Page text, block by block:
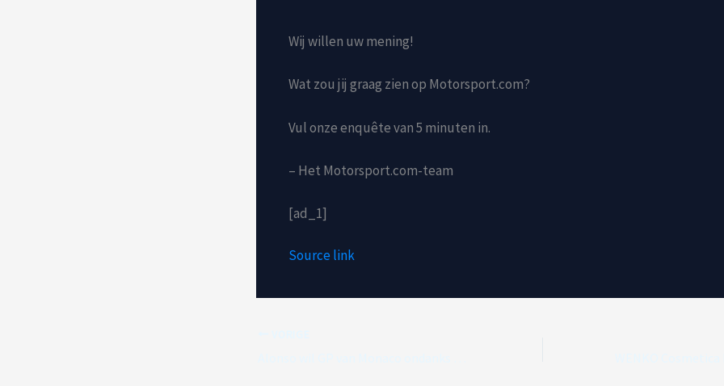
Wij willen uw mening!
Wat zou jij graag zien op Motorsport.com?
Vul onze enquête van 5 minuten in.
– Het Motorsport.com-team
[ad_1]
Source link